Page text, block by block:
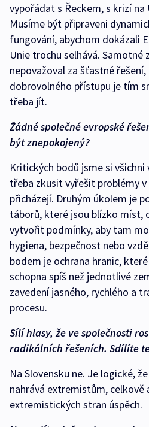
vypořádat s Řeckem, s krizí na
Musíme být připraveni
fungování, abychom dokázali
Unie trochu selhává.
nepovažoval za šťastné
dobrovolného přístupu je tím
třeba jít.
Žádné společné evropské
být znepokojený?
Kritických bodů jsme si všichni
třeba zkusit vyřešit problémy
přicházejí. Druhým úkolem je
táborů, které jsou blízko míst,
vytvořit podmínky, aby tam
hygiena, bezpečnost nebo
bodem je ochrana hranic,
schopna spíš než jednotlivé
zavedení jasného, rychlého a
procesu.
Sílí hlasy, že ve společnosti
radikálních řešeních. Sdílíte
Na Slovensku ne. Je logické,
nahrává extremistům, celkově
extremistických stran úspěch.